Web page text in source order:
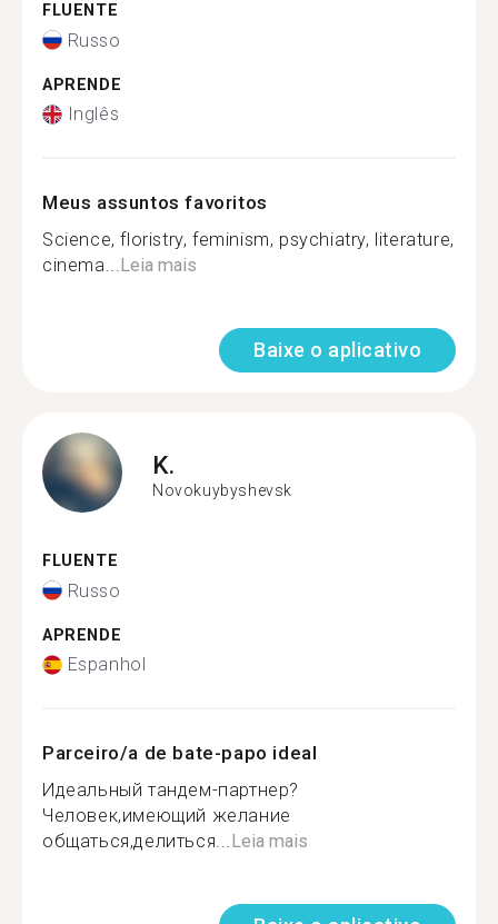
FLUENTE
Russo
APRENDE
Inglês
Meus assuntos favoritos
Science, floristry, feminism, psychiatry, literature,
cinema...Leia mais
Baixe o aplicativo
K.
Novokuybyshevsk
FLUENTE
Russo
APRENDE
Espanhol
Parceiro/a de bate-papo ideal
Идеальный тандем-партнер?
Человек,имеющий желание
общаться,делиться...Leia mais